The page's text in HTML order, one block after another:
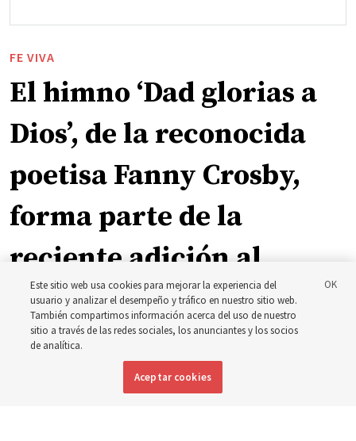
FE VIVA
El himno ‘Dad glorias a
Dios’, de la reconocida
poetisa Fanny Crosby,
forma parte de la
reciente adición al
nuevo himnario
Un himno escrito en 1872 por la poetisa y escritora ciega
Fanny Crosby ahora se incluye en el nuevo himnario
Este sitio web usa cookies para mejorar la experiencia del
usuario y analizar el desempeño y tráfico en nuestro sitio web.
También compartimos información acerca del uso de nuestro
sitio a través de las redes sociales, los anunciantes y los socios
de analítica.
Aceptar cookies